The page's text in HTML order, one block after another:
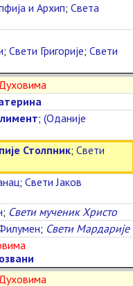
и Архип; Света
; Свети Григорије; Свети
; (Оданије
Столпник; Свети
; Свети Јаков
; Свети мученик Христо
; Свети Мардарије